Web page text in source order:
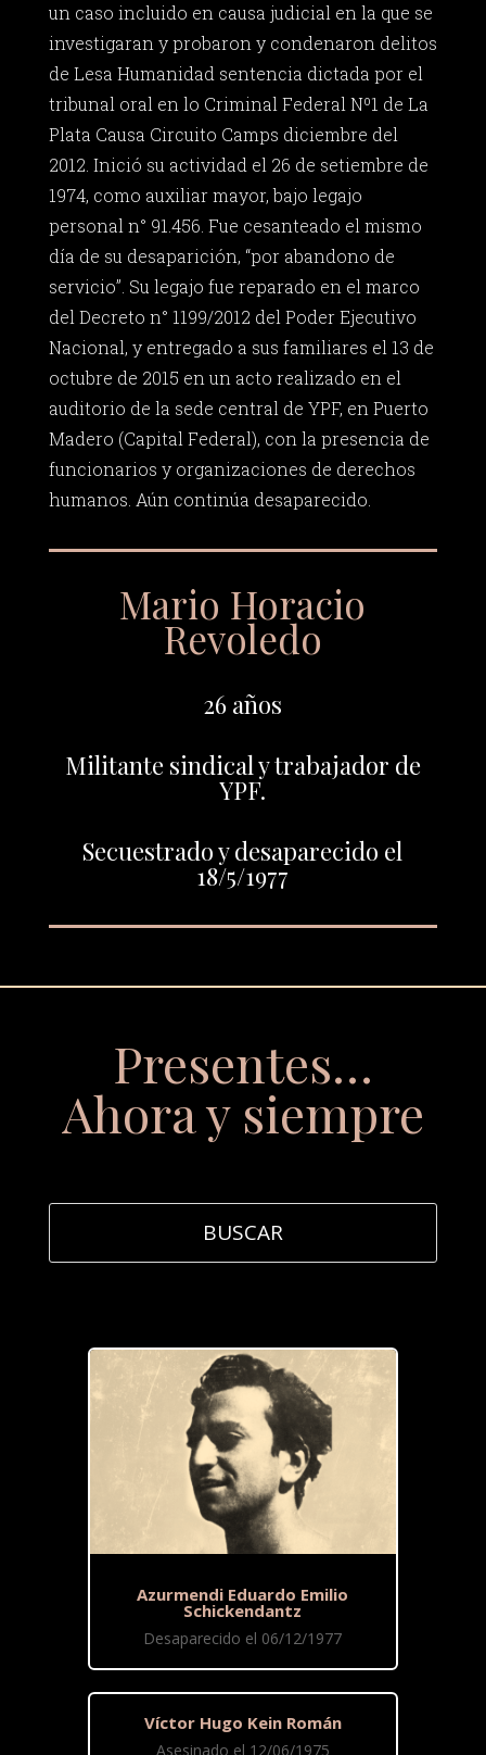
un caso incluido en causa judicial en la que se
investigaran y probaron y condenaron delitos
de Lesa Humanidad sentencia dictada por el
tribunal oral en lo Criminal Federal Nº1 de La
Plata Causa Circuito Camps diciembre del
2012. Inició su actividad el 26 de setiembre de
1974, como auxiliar mayor, bajo legajo
personal n° 91.456. Fue cesanteado el mismo
día de su desaparición, “por abandono de
servicio”. Su legajo fue reparado en el marco
del Decreto n° 1199/2012 del Poder Ejecutivo
Nacional, y entregado a sus familiares el 13 de
octubre de 2015 en un acto realizado en el
auditorio de la sede central de YPF, en Puerto
Madero (Capital Federal), con la presencia de
funcionarios y organizaciones de derechos
humanos. Aún continúa desaparecido.
Mario Horacio
Revoledo
26 años
Militante sindical y trabajador de
YPF.
Secuestrado y desaparecido el
18/5/1977
Presentes…
Ahora y siempre
Azurmendi Eduardo Emilio
Schickendantz
Desaparecido el 06/12/1977
Víctor Hugo Kein Román
Asesinado el 12/06/1975